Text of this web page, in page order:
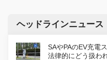
ヘッドラインニュース
SAやPAのEV充電
法律的にどう扱わ